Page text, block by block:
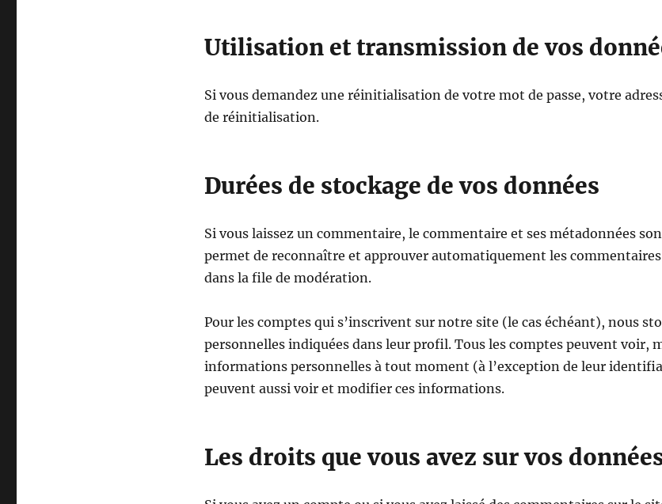
Utilisation et transmission de vos
Si vous demandez une réinitialisation de votre mot de passe, votre
de réinitialisation.
Durées de stockage de vos données
Si vous laissez un commentaire, le commentaire et ses métadonnées
permet de reconnaître et approuver automatiquement les
dans la file de modération.
Pour les comptes qui s’inscrivent sur notre site (le cas échéant), nous
personnelles indiquées dans leur profil. Tous les comptes peuvent voir,
informations personnelles à tout moment (à l’exception de leur
peuvent aussi voir et modifier ces informations.
Les droits que vous avez sur vos